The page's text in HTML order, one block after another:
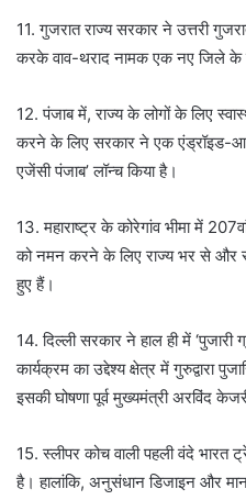
11. गुजरात राज्य सरकार ने उत्तरी
करके वाव-थराद नामक एक नए जिले के
12. पंजाब में, राज्य के लोगों के लिए
करने के लिए सरकार ने एक एंड्रॉइड-
एजेंसी पंजाब’ लॉन्च किया है।
13. महाराष्ट्र के कोरेगांव भीमा में
को नमन करने के लिए राज्य भर से और
हुए हैं।
14. दिल्ली सरकार ने हाल ही में
कार्यक्रम का उद्देश्य क्षेत्र में गुरुद्वारा
इसकी घोषणा पूर्व मुख्यमंत्री अरविंद
15. स्लीपर कोच वाली पहली वंदे
है। हालांकि, अनुसंधान डिजाइन और